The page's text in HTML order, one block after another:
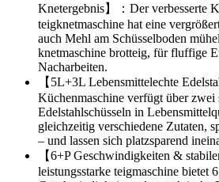
Knetergebnis】：Der verbesserte
teigknetmaschine hat eine
auch Mehl am Schüsselboden
knetmaschine brotteig, für fluffige
Nacharbeiten.
【5L+3L Lebensmittelechte
Küchenmaschine verfügt über zwei
Edelstahlschüsseln in
gleichzeitig verschiedene Zutaten,
– und lassen sich platzsparend
【6+P Geschwindigkeiten &
leistungsstarke teigmaschine bietet